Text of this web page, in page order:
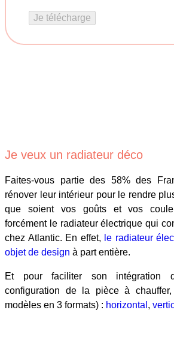
Je télécharge
Je veux un radiateur déco
Faites-vous partie des 58% des
rénover leur intérieur pour le rendre
que soient vos goûts et vos
forcément le radiateur électrique qui
chez Atlantic. En effet, le radiateur
objet de design à part entière.
Et pour faciliter son intégration
configuration de la pièce à
modèles en 3 formats) : horizontal ,